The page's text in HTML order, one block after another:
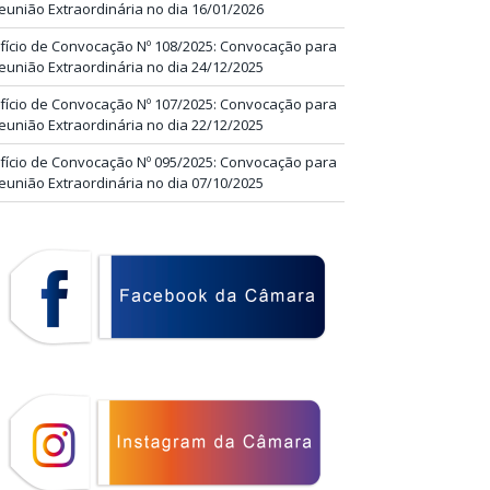
Extraordinária no dia 16/01/2026
de Convocação Nº 108/2025: Convocação para
Extraordinária no dia 24/12/2025
de Convocação Nº 107/2025: Convocação para
Extraordinária no dia 22/12/2025
de Convocação Nº 095/2025: Convocação para
Extraordinária no dia 07/10/2025